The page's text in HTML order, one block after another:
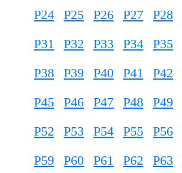
P24
P25 P26 P27 P28
P31
P32 P33 P34 P35
P38
P39 P40 P41 P42
P45
P46 P47 P48 P49
P52
P53 P54 P55 P56
P59
P60 P61 P62 P63